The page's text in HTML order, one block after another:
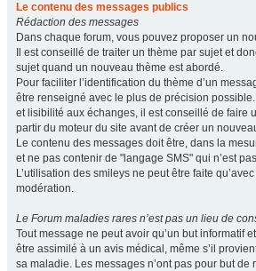
Le contenu des messages publics
Rédaction des messages
Dans chaque forum, vous pouvez proposer un
Il est conseillé de traiter un thème par sujet et
sujet quand un nouveau thème est abordé.
Pour faciliter l’identification du thème d’un
être renseigné avec le plus de précision
et lisibilité aux échanges, il est conseillé de faire
partir du moteur du site avant de créer un
Le contenu des messages doit être, dans la
et ne pas contenir de "langage SMS" qui n’est
L’utilisation des smileys ne peut être faite
modération.
Le Forum maladies rares n’est pas un lieu de
Tout message ne peut avoir qu’un but informatif
être assimilé à un avis médical, même s’il
sa maladie. Les messages n’ont pas pour but de